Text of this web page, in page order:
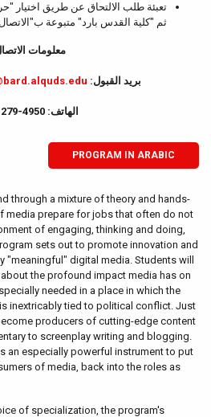
تعبئة طلب الالتحاق عن طريق اختيار
ثم "كلية القدس بارد" متبوعة
معلومات
بريد القبول:
الهاتف: 4950-279-02
PROGRAM IN ARABIC
through a mixture of theory and hands-
media prepare for jobs that often do not
of engaging, thinking and doing,
sets out to promote innovation and
"meaningful" digital media. Students will
the profound impact media has on
needed in a place in which the
inextricably tied to political conflict. Just
producers of cutting-edge content
to screenplay writing and blogging.
an especially powerful instrument to put
of media, back into the roles as
of specialization, the program's